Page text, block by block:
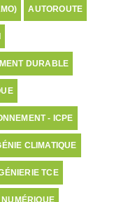
AUTOROUTE
DURABLE
- ICPE
CLIMATIQUE
TCE